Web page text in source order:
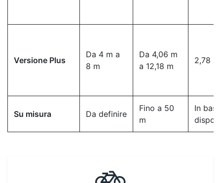
Versione Plus
Da 4 m a
8 m
Da 4,06 m
a 12,18 m
2,78 m
Su misura Da definire
Fino a 50
m
In